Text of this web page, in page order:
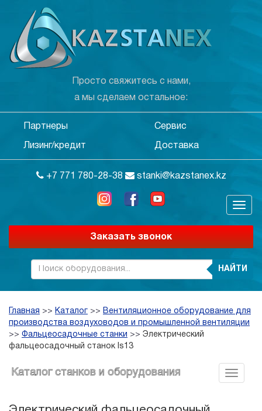
Просто свяжитесь с нами,
а мы сделаем остальное:
Партнеры Сервис
Лизинг/кредит Доставка
+7 771 780-28-38 stanki@kazstanex.kz
Заказать звонок
НАЙТИ
Главная >> Каталог >> Вентиляционное оборудование для
производства воздуховодов и промышленной вентиляции
>> Фальцеосадочные станки >> Электрический
фальцеосадочный станок ls13
Каталог станков и оборудования